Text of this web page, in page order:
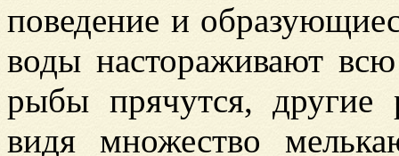
поведение и
воды настораживают
рыбы прячутся, другие
видя множество